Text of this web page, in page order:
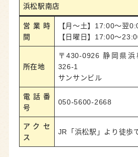
浜松駅南店
営業時
間
【月～土】17:00～翌
【日曜日】17:00～
所在地
〒430-0926 静岡県
326-1
サンサンビル
電話番
号
050-5600-2668
アクセ
ス
JR「浜松駅」より徒歩